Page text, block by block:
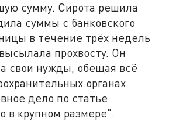
сумму. Сирота решила
суммы с банковского
в течение трёх недель
прохвосту. Он
свои нужды, обещая всё
органах
дело по статье
в крупном размере".